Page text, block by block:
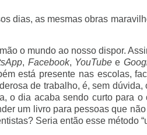
dias, as mesmas obras
o mundo ao nosso dispor.
, Facebook, YouTubee
está presente nas escolas,
de trabalho, é, sem
dia acaba sendo curto para
um livro para pessoas que
Seria então esse método